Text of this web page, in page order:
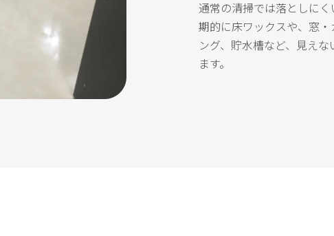
通常の清掃では落としに
期的に床ワックスや、窓
ング、貯水槽など、見え
ます。